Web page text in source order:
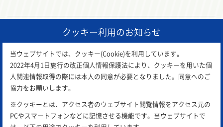
前の記事 一覧に戻る 次の記事
クッキー利用のお知らせ
当ウェブサイトでは、クッキー(Cookie)を利用しています。
2022年4月1日施行の改正個人情報保護法により、クッキーを用いた個
人関連情報取得の際には本人の同意が必要となりました。同意へのご
協力をお願いします。
※クッキーとは、アクセス者のウェブサイト閲覧情報をアクセス元の
PCやスマートフォンなどに記憶させる機能です。当ウェブサイトで